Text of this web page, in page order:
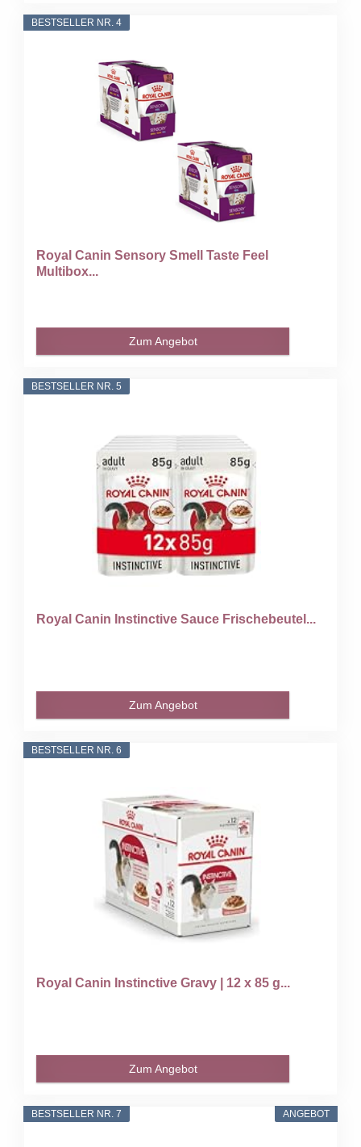
BESTSELLER NR. 4
Royal Canin Sensory Smell Taste Feel
Multibox...
Zum Angebot
BESTSELLER NR. 5
Royal Canin Instinctive Sauce Frischebeutel...
Zum Angebot
BESTSELLER NR. 6
Royal Canin Instinctive Gravy | 12 x 85 g...
Zum Angebot
ANGEBOT
BESTSELLER NR. 7